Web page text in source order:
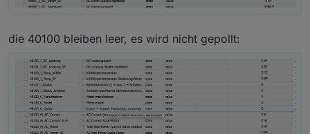
die 40100 bleiben leer, es wird nicht gepollt: